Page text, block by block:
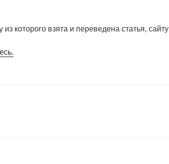
которого взята и переведена статья, сайту